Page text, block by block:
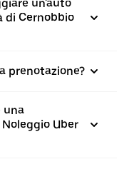
un'auto
di Cernobbio
prenotazione?
una
Uber